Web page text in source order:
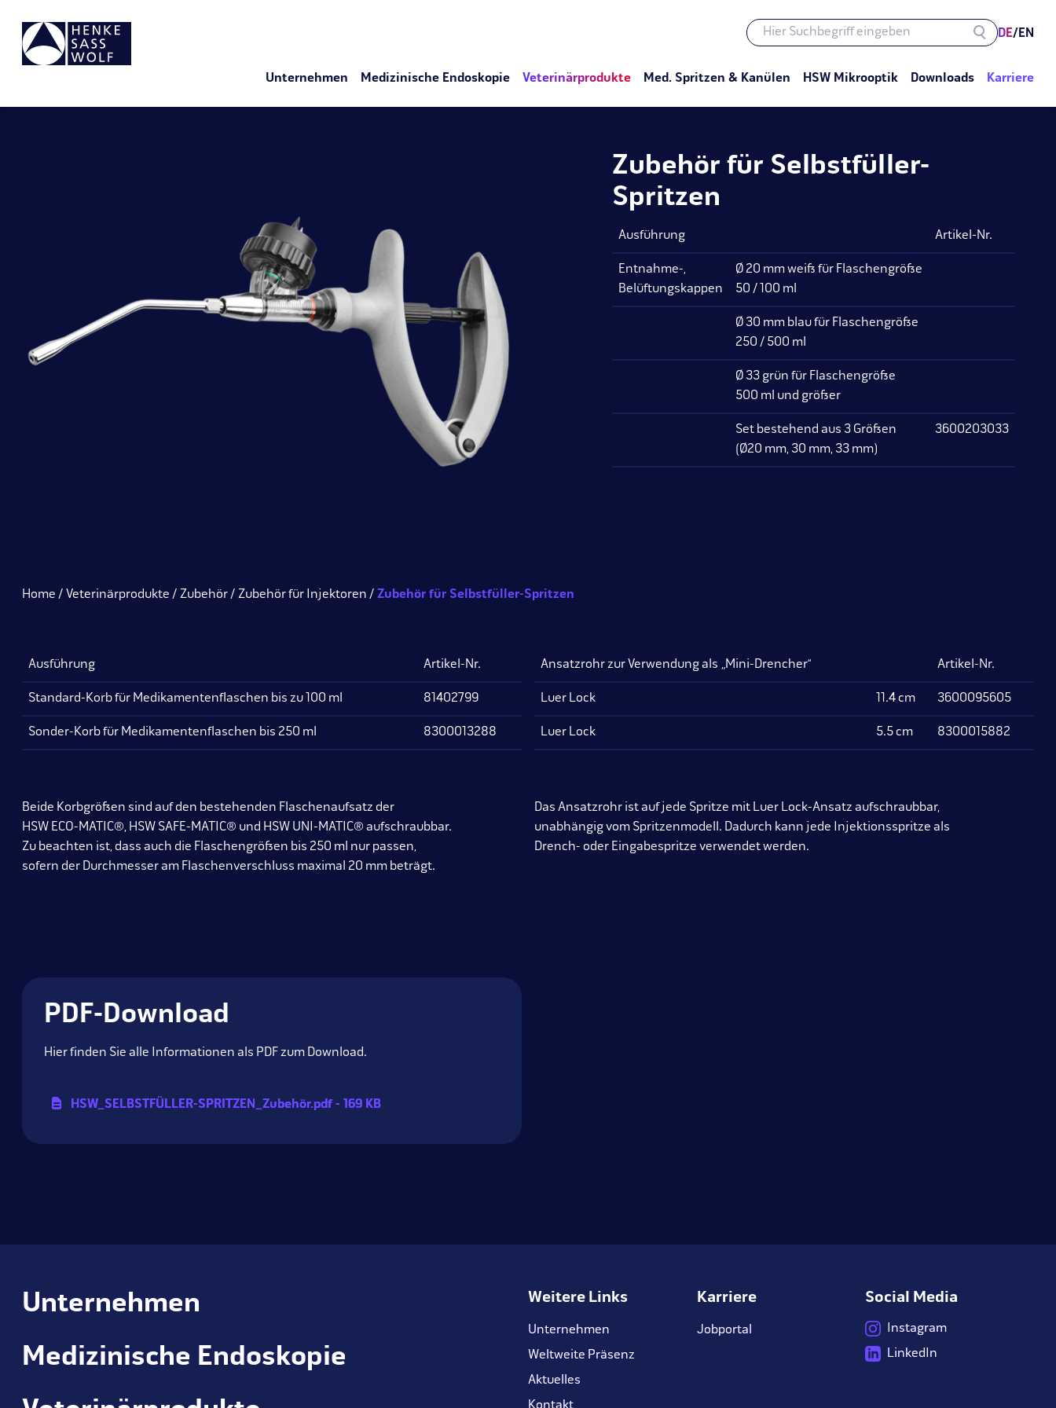
DE/ EN
Unternehmen Medizinische Endoskopie Veterinärprodukte Med. Spritzen & Kanülen HSW Mikrooptik Downloads Karriere
Zubehör für Selbstfüller-
Spritzen
Ausführung Artikel-Nr.
Entnahme-,
Belüftungskappen
Ø 20 mm weiß für Flaschengröße
50 / 100 ml
Ø 30 mm blau für Flaschengröße
250 / 500 ml
Ø 33 grün für Flaschengröße
500 ml und größer
Set bestehend aus 3 Größen
(Ø20 mm, 30 mm, 33 mm)
3600203033
Home Veterinärprodukte Zubehör Zubehör für Injektoren Zubehör für Selbstfüller-Spritzen
Ausführung Artikel-Nr.
Standard-Korb für Medikamentenflaschen bis zu 100 ml 81402799
Sonder-Korb für Medikamentenflaschen bis 250 ml 8300013288
Beide Korbgrößen sind auf den bestehenden Flaschenaufsatz der
HSW ECO-MATIC®, HSW SAFE-MATIC® und HSW UNI-MATIC® aufschraubbar.
Zu beachten ist, dass auch die Flaschengrößen bis 250 ml nur passen,
sofern der Durchmesser am Flaschenverschluss maximal 20 mm beträgt.
Ansatzrohr zur Verwendung als „Mini-Drencher“ Artikel-Nr.
Luer Lock 11.4 cm 3600095605
Luer Lock 5.5 cm 8300015882
Das Ansatzrohr ist auf jede Spritze mit Luer Lock-Ansatz aufschraubbar,
unabhängig vom Spritzenmodell. Dadurch kann jede Injektionsspritze als
Drench- oder Eingabespritze verwendet werden.
PDF-Download
Hier finden Sie alle Informationen als PDF zum Download.
HSW_ SELBSTFÜLLER-SPRITZEN_ Zubehör.pdf - 169 KB
Unternehmen
Medizinische Endoskopie
Weitere Links
Unternehmen
Weltweite Präsenz
Aktuelles
Karriere
Jobportal
Social Media
Instagram
LinkedIn